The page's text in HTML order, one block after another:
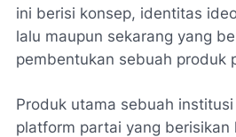
ini berisi konsep, identitas
lalu maupun sekarang yang
pembentukan sebuah produk
Produk utama sebuah
platform partai yang berisikan